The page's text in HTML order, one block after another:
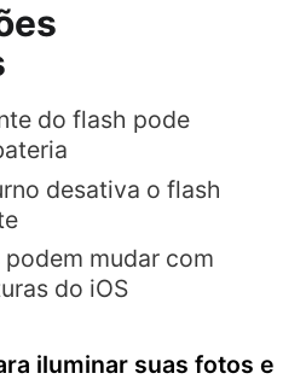
do flash pode
desativa o flash
podem mudar com
do iOS
iluminar suas fotos e